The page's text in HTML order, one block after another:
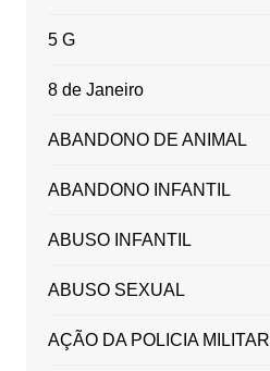
5 G
8 de Janeiro
ABANDONO DE ANIMAL
ABANDONO INFANTIL
ABUSO INFANTIL
ABUSO SEXUAL
AÇÃO DA POLICIA MILITAR